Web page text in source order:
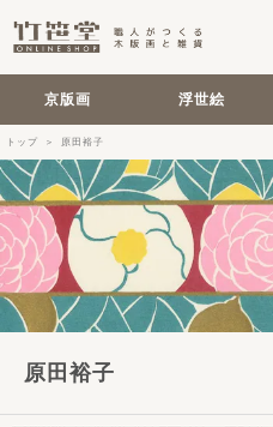
京版画 浮世絵
トップ 原田裕子
原田裕子